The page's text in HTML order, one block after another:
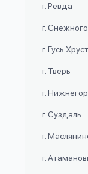
г. Ревда
г.
г. Гусь
г. Тверь
г.
г. Суздаль
г.
г.